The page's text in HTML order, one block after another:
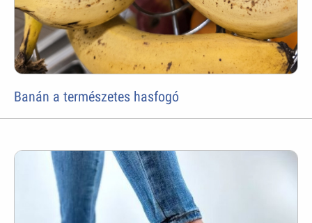
Banán a természetes hasfogó